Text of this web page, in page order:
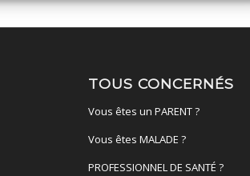
TOUS CONCERNÉS
Vous êtes un PARENT ?
Vous êtes MALADE ?
PROFESSIONNEL DE SANTÉ ?